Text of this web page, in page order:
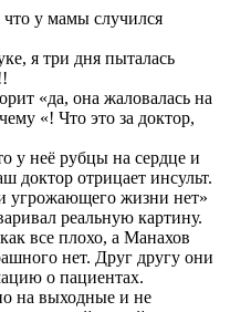
у мамы случился
я три дня пыталась
«да, она жаловалась на
«! Что это за доктор,
у неё рубцы на сердце и
доктор отрицает инсульт.
угрожающего жизни нет»
реальную картину.
все плохо, а Манахов
нет. Друг другу они
о пациентах.
на выходные и не